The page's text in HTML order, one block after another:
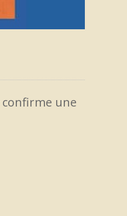
confirme une